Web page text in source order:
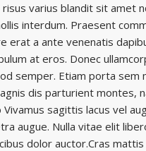
varius blandit sit amet
interdum. Praesent
erat a ante venenatis
at eros. Donec
semper. Etiam porta sem
dis parturient montes,
sagittis lacus vel
augue. Nulla vitae elit
dolor auctor.Cras